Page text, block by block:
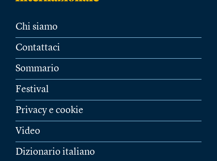
Chi siamo
Contattaci
Sommario
Festival
Privacy e cookie
Video
Dizionario italiano